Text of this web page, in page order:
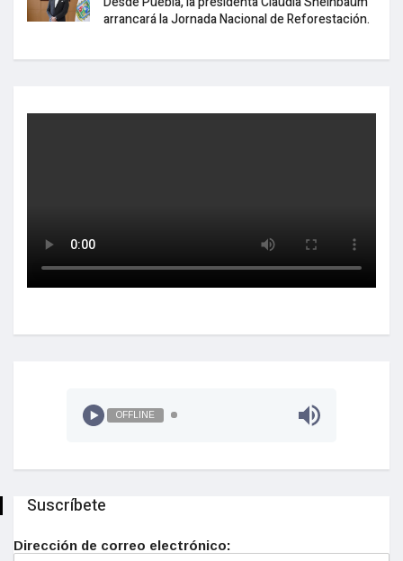
arrancará la Jornada Nacional de Reforestación.
OFFLINE
Suscríbete
Dirección de correo electrónico: